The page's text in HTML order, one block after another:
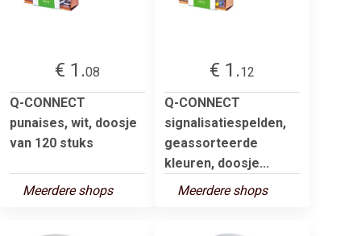
€ 1.08
Q-CONNECT
punaises, wit, doosje
van 120 stuks
Meerdere shops
€ 1.12
Q-CONNECT
signalisatiespelden,
geassorteerde
kleuren, doosje...
Meerdere shops